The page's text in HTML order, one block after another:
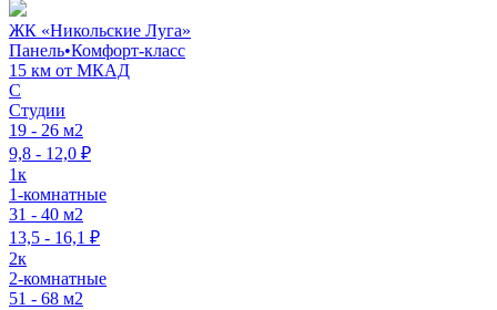
ЖК «Никольские Луга»
Панель•Комфорт-класс
15 км от МКАД
C
Студии
19 - 26 м2
9,8 - 12,0 ₽
1к
1-комнатные
31 - 40 м2
13,5 - 16,1 ₽
2к
2-комнатные
51 - 68 м2